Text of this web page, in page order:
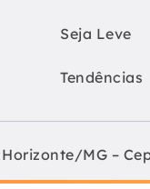
Seja Leve
Tendências
MG –